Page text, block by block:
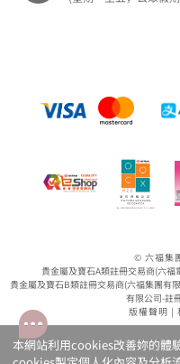
© 六福集
貴金屬及寶石A類註冊交易商(六
貴金屬及寶石B類註冊交易商(六福集團有
有限公司-註
版權聲明 |
本網站利用cookies改善妳的體